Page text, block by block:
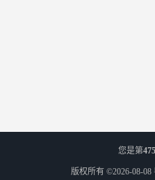
您是第
版权所有 ©2026-08-08